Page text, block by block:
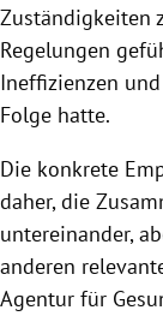
Zuständigkeiten
Regelungen
Ineffizienzen
Folge hatte.
Die konkrete
daher, die
untereinander,
anderen
Agentur für